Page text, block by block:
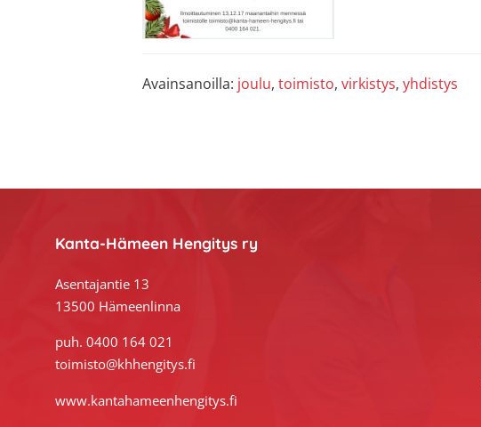
Avainsanoilla: joulu, toimisto, virkistys, yhdistys
Kanta-Hämeen Hengitys ry
Asentajantie 13
13500 Hämeenlinna
puh. 0400 164 021
toimisto@khhengitys.fi
www.kantahameenhengitys.fi